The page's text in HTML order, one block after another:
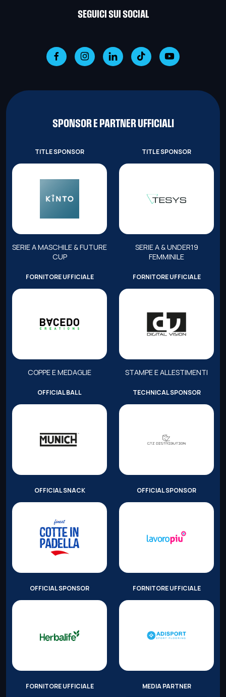
SEGUICI SUI SOCIAL
SPONSOR E PARTNER UFFICIALI
TITLE SPONSOR
SERIE A MASCHILE & FUTURE
CUP
TITLE SPONSOR
SERIE A & UNDER19
FEMMINILE
FORNITORE UFFICIALE
COPPE E MEDAGLIE
FORNITORE UFFICIALE
STAMPE E ALLESTIMENTI
OFFICIAL BALL TECHNICAL SPONSOR
OFFICIAL SNACK OFFICIAL SPONSOR
OFFICIAL SPONSOR FORNITORE UFFICIALE
FORNITORE UFFICIALE MEDIA PARTNER